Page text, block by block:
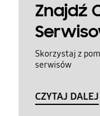
Znajdź
Skorzystaj z
serwisów
CZYTAJ DALEJ